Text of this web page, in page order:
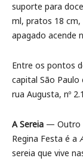
suporte para
ml, pratos 18 cm,
apagado acende
Entre os pontos
capital São Paulo
rua Augusta, nº
A Sereia — Outro
Regina Festa é a
sereia que vive